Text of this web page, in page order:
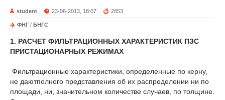
student 23-06-2013, 18:07 2853
ФНГ / БНГС
1. РАСЧЕТ ФИЛЬТРАЦИОННЫХ ХАРАКТЕРИСТИК ПЗС
ПРИСТАЦИОНАРНЫХ РЕЖИМАХ
Фильтрационные характеристики, определенные по керну,
не даютполного представления об их распределении ни по
площади, ни, значительном количестве случаев, по толщине.